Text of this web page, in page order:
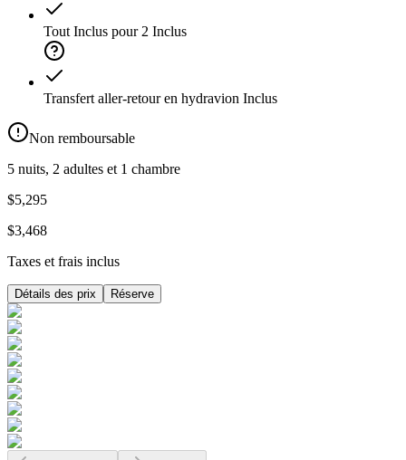
Tout Inclus pour 2 Inclus
Transfert aller-retour en hydravion Inclus
Non remboursable
5 nuits, 2 adultes et 1 chambre
$5,295
$3,468
Taxes et frais inclus
Détails des prix Réserve